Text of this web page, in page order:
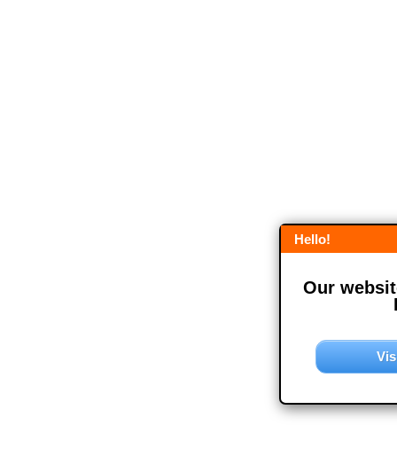
Hello!
Our